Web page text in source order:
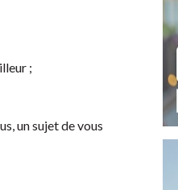
;
un sujet de vous